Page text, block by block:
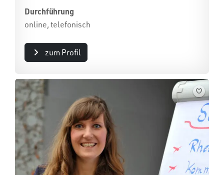
Durchführung
online, telefonisch
zum Profil